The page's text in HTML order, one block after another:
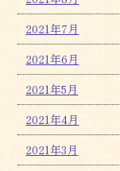
2021年7月
2021年6月
2021年5月
2021年4月
2021年3月